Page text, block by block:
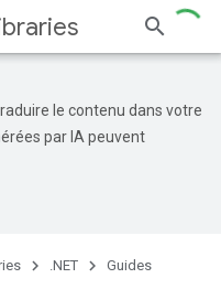
le contenu dans votre
par IA peuvent
.NET Guides